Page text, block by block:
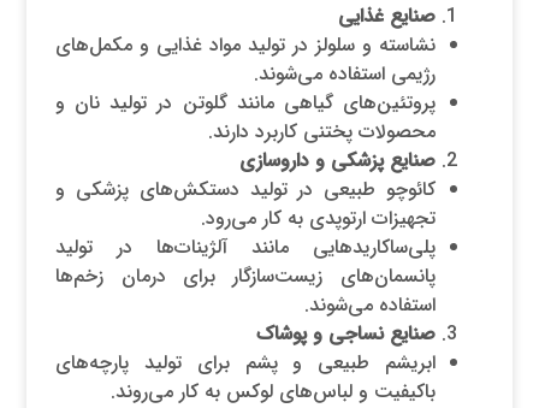
صنایع غذایی
نشاسته و سلولز در تولید مواد غذایی و مکمل‌های
رژیمی استفاده می‌شوند.
پروتئین‌های گیاهی مانند گلوتن در تولید نان و
محصولات پختنی کاربرد دارند.
صنایع پزشکی و داروسازی
کائوچو طبیعی در تولید دستکش‌های پزشکی و
تجهیزات ارتوپدی به کار می‌رود.
پلی‌ساکاریدهایی مانند آلژینات‌ها در تولید
پانسمان‌های زیست‌سازگار برای درمان زخم‌ها
استفاده می‌شوند.
صنایع نساجی و پوشاک
ابریشم طبیعی و پشم برای تولید پارچه‌های
باکیفیت و لباس‌های لوکس به کار می‌روند.